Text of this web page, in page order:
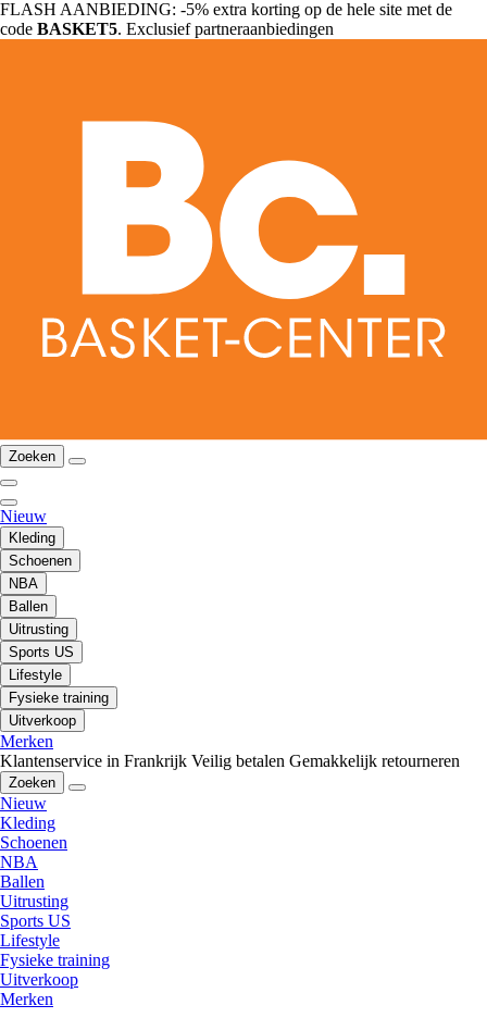
FLASH AANBIEDING: -5% extra korting op de hele site met de
code BASKET5. Exclusief partneraanbiedingen
Zoeken
Nieuw
Kleding
Schoenen
NBA
Ballen
Uitrusting
Sports US
Lifestyle
Fysieke training
Uitverkoop
Merken
Klantenservice in Frankrijk Veilig betalen Gemakkelijk retourneren
Zoeken
Nieuw
Kleding
Schoenen
NBA
Ballen
Uitrusting
Sports US
Lifestyle
Fysieke training
Uitverkoop
Merken